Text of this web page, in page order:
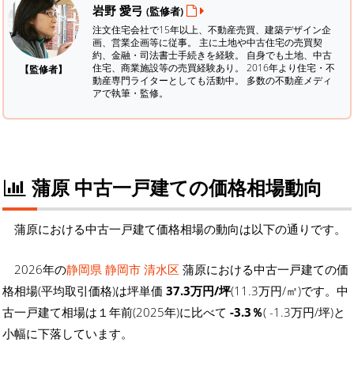
【監修者】
岩野 愛弓 (監修者)
注文住宅会社で15年以上、不動産売買、建築デザイン企
画、営業企画等に従事。 主に土地や中古住宅の売買契
約、金融・司法書士手続きを経験。 自身でも土地、中古
住宅、商業施設等の売買経験あり。 2016年より住宅・不
動産専門ライターとしても活動中。 多数の不動産メディ
アで執筆・監修。
蒲原 中古一戸建ての価格相場動向
蒲原における中古一戸建て価格相場の動向は以下の通りです。
2026年の静岡県 静岡市 清水区 蒲原における中古一戸建ての価
格相場(平均取引価格)は坪単価 37.3万円/坪(11.3万円/㎡)です。中
古一戸建て相場は１年前(2025年)に比べて -3.3％( -1.3万円/坪)と
小幅に下落しています。